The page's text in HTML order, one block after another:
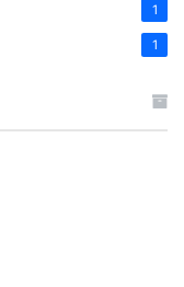
1
1